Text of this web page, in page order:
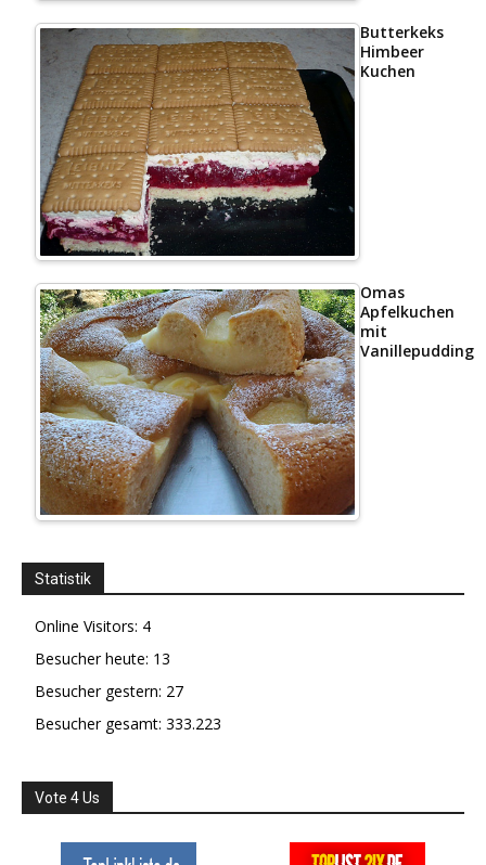
Butterkeks
Himbeer
Kuchen
Omas
Apfelkuchen
mit
Vanillepudding
Statistik
Online Visitors: 4
Besucher heute: 13
Besucher gestern: 27
Besucher gesamt: 333.223
Vote 4 Us